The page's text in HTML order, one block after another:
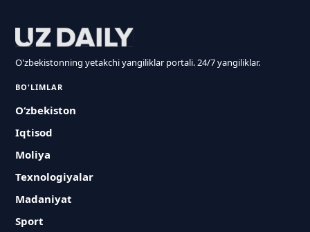
O'zbekistonning yetakchi yangiliklar portali. 24/7 yangiliklar.
BO'LIMLAR
O‘zbekiston
Iqtisod
Moliya
Texnologiyalar
Madaniyat
Sport